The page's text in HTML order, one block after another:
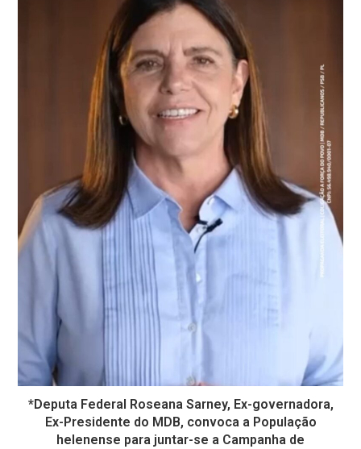
*Deputa Federal Roseana Sarney, Ex-governadora,
Ex-Presidente do MDB, convoca a População
helenense para juntar-se a Campanha de